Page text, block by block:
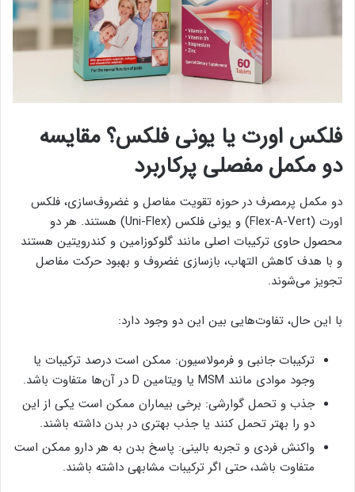
فلکس اورت یا یونی فلکس؟ مقایسه
دو مکمل مفصلی پرکاربرد
دو مکمل پرمصرف در حوزه تقویت مفاصل و غضروف‌سازی، فلکس
اورت (Flex-A-Vert) و یونی فلکس (Uni-Flex) هستند. هر دو
محصول حاوی ترکیبات اصلی مانند گلوکوزامین و کندرویتین هستند
و با هدف کاهش التهاب، بازسازی غضروف و بهبود حرکت مفاصل
تجویز می‌شوند.
با این حال، تفاوت‌هایی بین این دو وجود دارد:
ترکیبات جانبی و فرمولاسیون: ممکن است درصد ترکیبات یا
وجود موادی مانند MSM یا ویتامین D در آن‌ها متفاوت باشد.
جذب و تحمل گوارشی: برخی بیماران ممکن است یکی از این
دو را بهتر تحمل کنند یا جذب بهتری در بدن داشته باشند.
واکنش فردی و تجربه بالینی: پاسخ بدن به هر دارو ممکن است
متفاوت باشد، حتی اگر ترکیبات مشابهی داشته باشند.